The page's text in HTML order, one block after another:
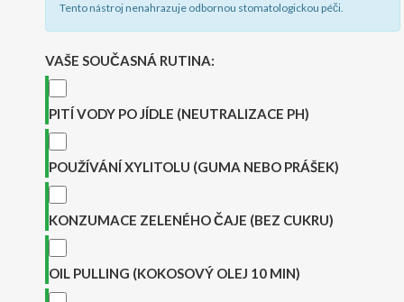
Tento nástroj nenahrazuje odbornou stomatologickou péči.
VAŠE SOUČASNÁ RUTINA:
PITÍ VODY PO JÍDLE (NEUTRALIZACE PH)
POUŽÍVÁNÍ XYLITOLU (GUMA NEBO PRÁŠEK)
KONZUMACE ZELENÉHO ČAJE (BEZ CUKRU)
OIL PULLING (KOKOSOVÝ OLEJ 10 MIN)